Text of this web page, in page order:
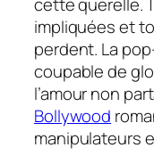
impliquées et
perdent. La
coupable de
l’amour non
Bollywood
manipulateurs